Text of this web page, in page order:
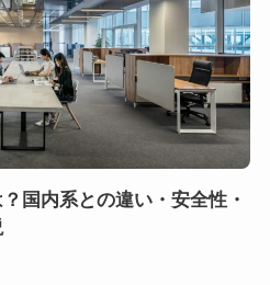
国内系との違い・安全性・